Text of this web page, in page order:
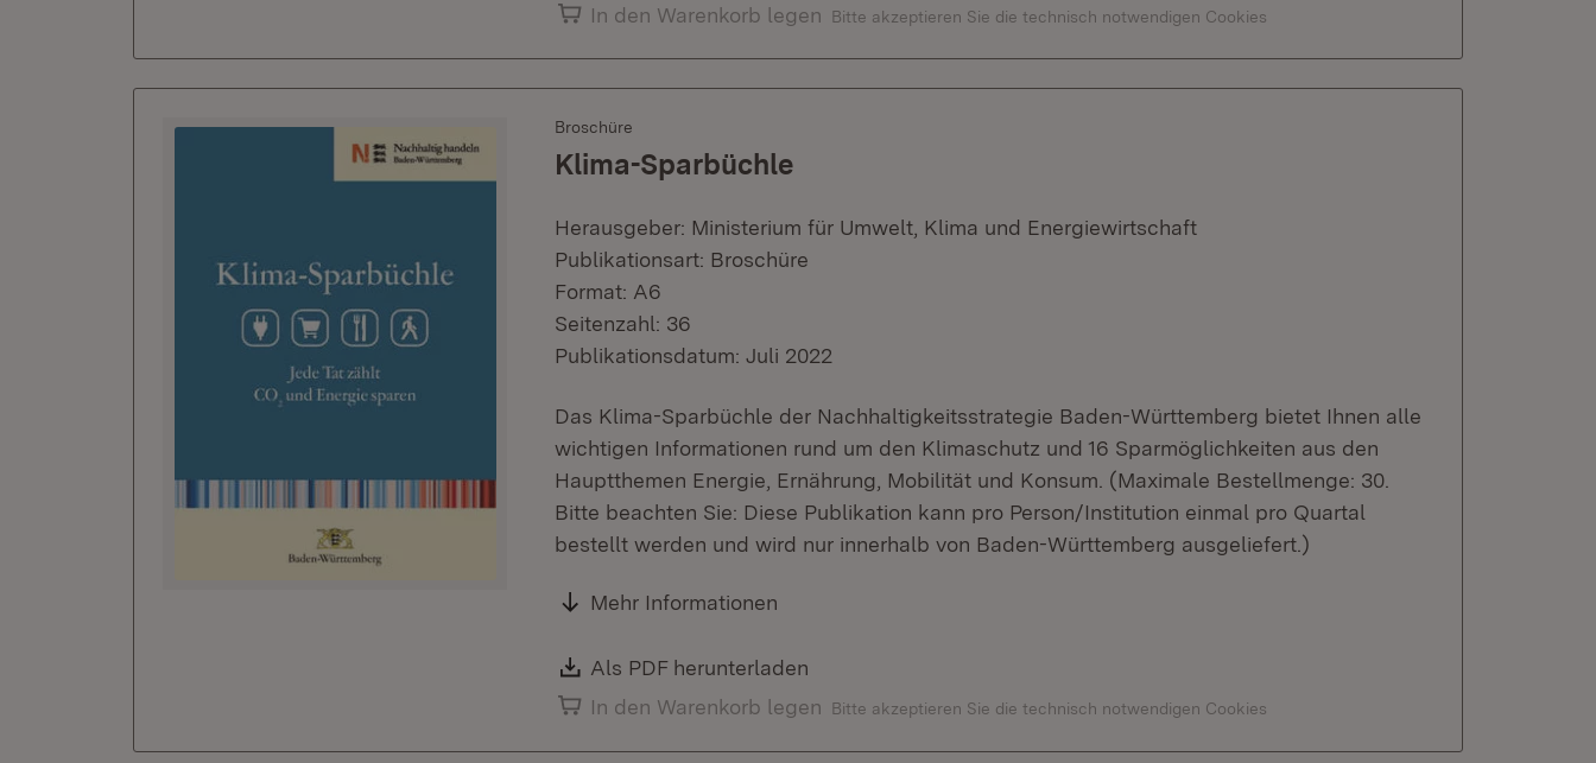
In den Warenkorb legen
Bitte akzeptieren Sie die technisch notwendigen Cookies
Broschüre
Klima-Sparbüchle
Herausgeber: Ministerium für Umwelt, Klima und Energiewirtschaft
Publikationsart: Broschüre
Format: A6
Seitenzahl: 36
Publikationsdatum: Juli 2022
Das Klima-Sparbüchle der Nachhaltigkeitsstrategie Baden-Württemberg bietet Ihnen alle
wichtigen Informationen rund um den Klimaschutz und 16 Sparmöglichkeiten aus den
Hauptthemen Energie, Ernährung, Mobilität und Konsum. (Maximale Bestellmenge: 30.
Bitte beachten Sie: Diese Publikation kann pro Person/Institution einmal pro Quartal
bestellt werden und wird nur innerhalb von Baden-Württemberg ausgeliefert.)
Mehr Informationen
Download:
Als PDF herunterladen
In den Warenkorb legen
Bitte akzeptieren Sie die technisch notwendigen Cookies